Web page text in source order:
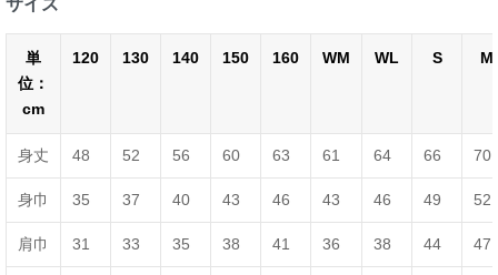
サイズ
単
位：
cm
120 130 140 150 160 WM WL S M
身丈 48 52 56 60 63 61 64 66 70
身巾 35 37 40 43 46 43 46 49 52
肩巾 31 33 35 38 41 36 38 44 47